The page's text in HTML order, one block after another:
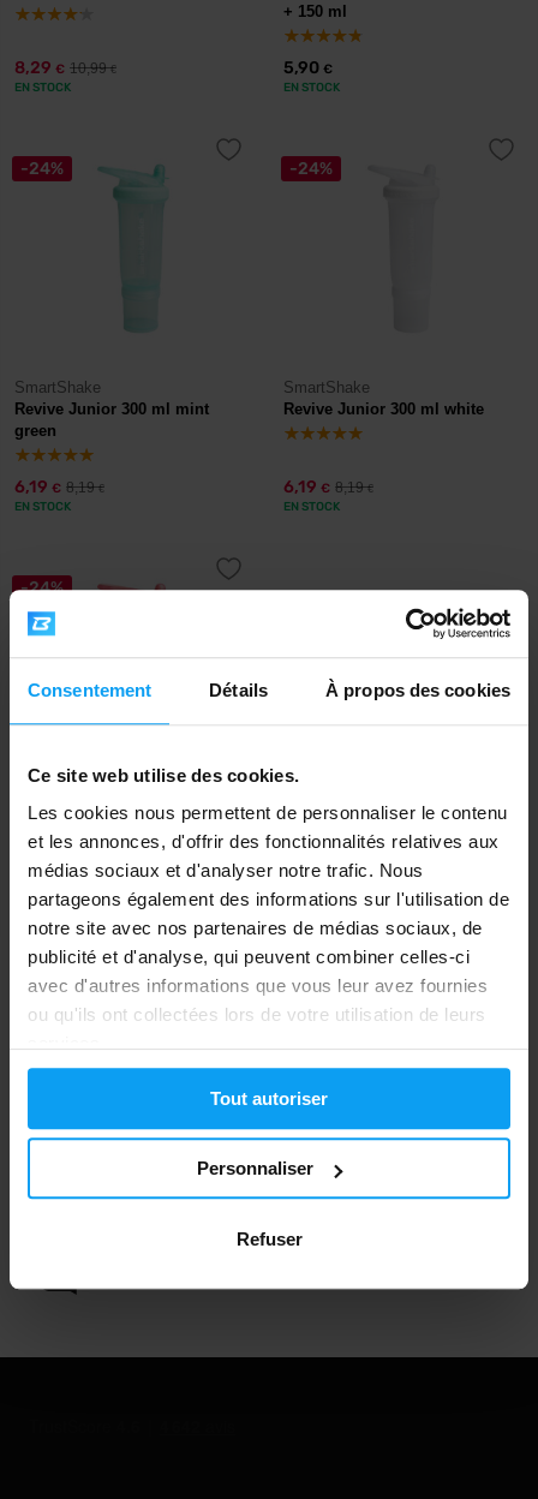
Consentement Détails À propos des cookies
Ce site web utilise des cookies.
Les cookies nous permettent de personnaliser le contenu
et les annonces, d'offrir des fonctionnalités relatives aux
médias sociaux et d'analyser notre trafic. Nous
partageons également des informations sur l'utilisation de
notre site avec nos partenaires de médias sociaux, de
publicité et d'analyse, qui peuvent combiner celles-ci
avec d'autres informations que vous leur avez fournies
ou qu'ils ont collectées lors de votre utilisation de leurs
Tout autoriser
Personnaliser
Refuser
8,29 € 10,99€
EN STOCK
+ 150 ml
5,90 €
EN STOCK
-24%
SmartShake
Revive Junior 300 ml mint
green
6,19 € 8,19€
EN STOCK
-24%
SmartShake
Revive Junior 300 ml white
6,19 € 8,19€
EN STOCK
-24%
SmartShake
Revive Junior 300 ml light pink
EN RUPTURE DE STOCK
Expédition rapide
1.000.000+ clients